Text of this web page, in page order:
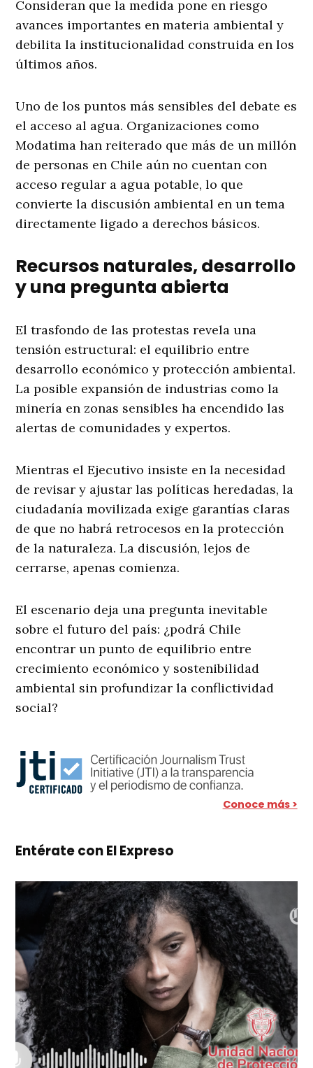
Consideran que la medida pone en riesgo
avances importantes en materia ambiental y
debilita la institucionalidad construida en los
últimos años.
Uno de los puntos más sensibles del debate es
el acceso al agua. Organizaciones como
Modatima han reiterado que más de un millón
de personas en Chile aún no cuentan con
acceso regular a agua potable, lo que
convierte la discusión ambiental en un tema
directamente ligado a derechos básicos.
Recursos naturales, desarrollo
y una pregunta abierta
El trasfondo de las protestas revela una
tensión estructural: el equilibrio entre
desarrollo económico y protección ambiental.
La posible expansión de industrias como la
minería en zonas sensibles ha encendido las
alertas de comunidades y expertos.
Mientras el Ejecutivo insiste en la necesidad
de revisar y ajustar las políticas heredadas, la
ciudadanía movilizada exige garantías claras
de que no habrá retrocesos en la protección
de la naturaleza. La discusión, lejos de
cerrarse, apenas comienza.
El escenario deja una pregunta inevitable
sobre el futuro del país: ¿podrá Chile
encontrar un punto de equilibrio entre
crecimiento económico y sostenibilidad
ambiental sin profundizar la conflictividad
social?
Conoce más >
Entérate con El Expreso